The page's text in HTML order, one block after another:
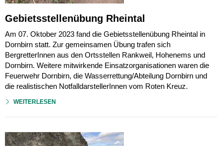
Gebietsstellenübung Rheintal
Am 07. Oktober 2023 fand die Gebietsstellenübung Rheintal in
Dornbirn statt. Zur gemeinsamen Übung trafen sich
BergretterInnen aus den Ortsstellen Rankweil, Hohenems und
Dornbirn. Weitere mitwirkende Einsatzorganisationen waren die
Feuerwehr Dornbirn, die Wasserrettung/Abteilung Dornbirn und
die realistischen NotfalldarstellerInnen vom Roten Kreuz.
WEITERLESEN